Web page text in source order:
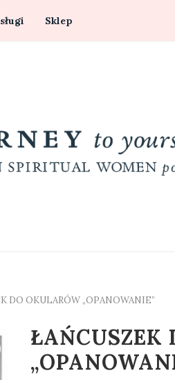
Sklep
DO OKULARÓW „OPANOWANIE”
ŁAŃCUSZEK